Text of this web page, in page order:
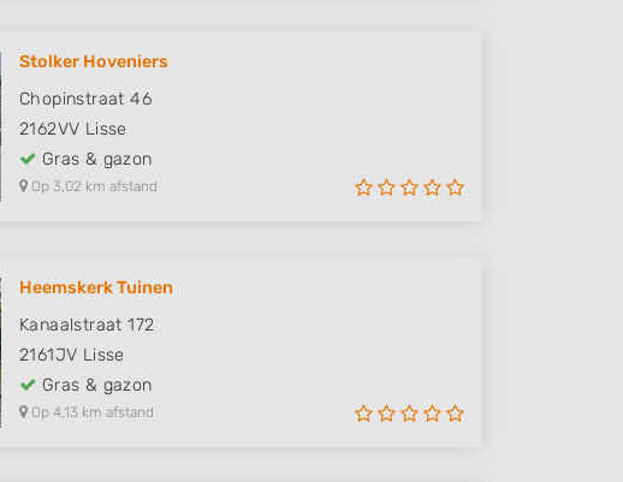
Stolker Hoveniers
Chopinstraat 46
2162VV Lisse
Gras & gazon
Op 3,02 km afstand
Heemskerk Tuinen
Kanaalstraat 172
2161JV Lisse
Gras & gazon
Op 4,13 km afstand